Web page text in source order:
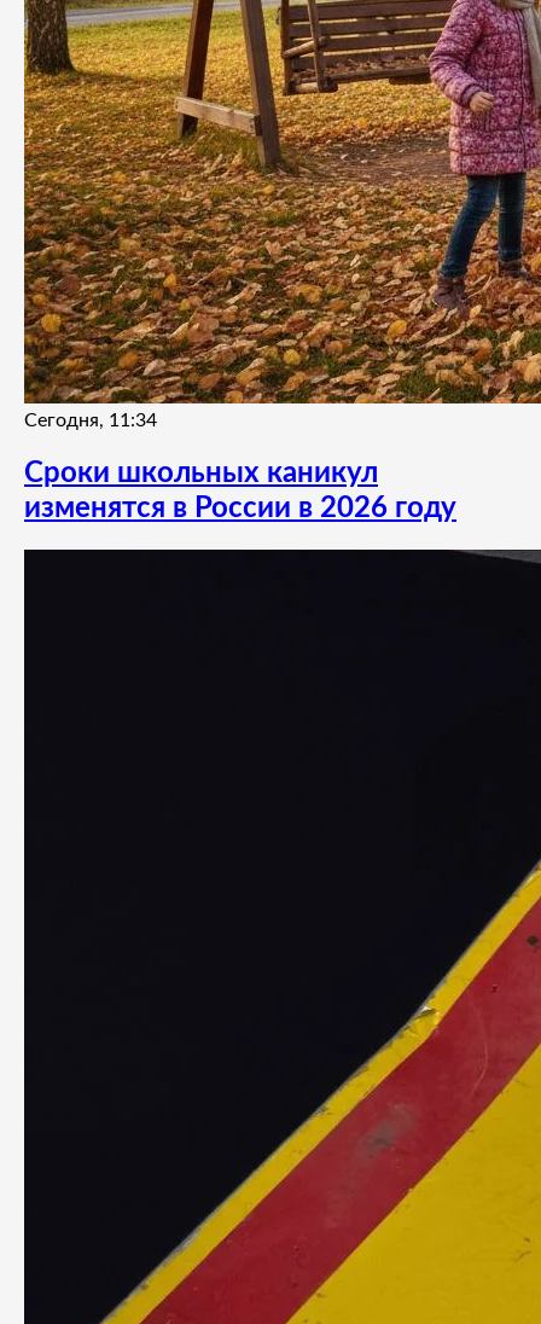
Сегодня, 11:34
Сроки школьных каникул
изменятся в России в 2026 году